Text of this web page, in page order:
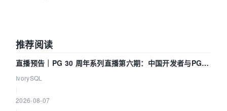
推荐阅读
直播预告｜PG 30 周年系列直播第六期：中国开发者与PG内
核——我们改得动吗？我们贡献了什么？
IvorySQL
2026-08-07